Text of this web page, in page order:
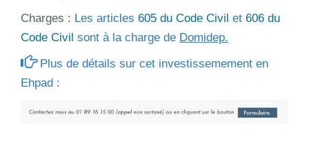
Charges : Les articles 605 du Code Civil et 606 du
Code Civil sont à la charge de Domidep.
Plus de détails sur cet investissemement en
Ehpad :